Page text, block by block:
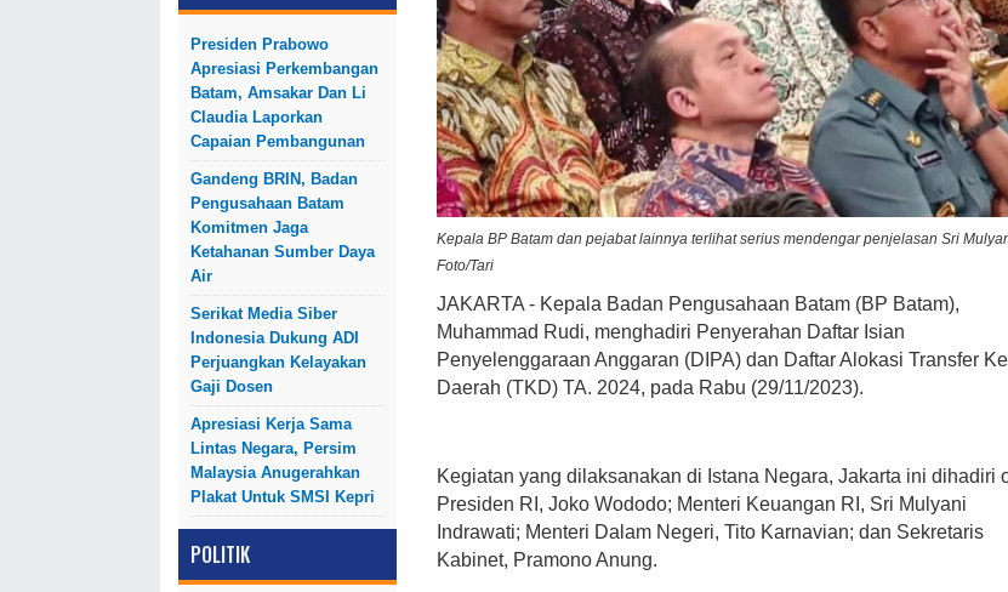
Presiden Prabowo
Apresiasi Perkembangan
Batam, Amsakar Dan Li
Claudia Laporkan
Capaian Pembangunan
Gandeng BRIN, Badan
Pengusahaan Batam
Komitmen Jaga
Ketahanan Sumber Daya
Air
Serikat Media Siber
Indonesia Dukung ADI
Perjuangkan Kelayakan
Gaji Dosen
Apresiasi Kerja Sama
Lintas Negara, Persim
Malaysia Anugerahkan
Plakat Untuk SMSI Kepri
POLITIK
Kepala BP Batam dan pejabat lainnya terlihat serius mendengar penjelasan Sri
Foto/Tari
JAKARTA - Kepala Badan Pengusahaan Batam (BP Batam),
Muhammad Rudi, menghadiri Penyerahan Daftar Isian
Penyelenggaraan Anggaran (DIPA) dan Daftar Alokasi Transfer Ke
Daerah (TKD) TA. 2024, pada Rabu (29/11/2023).
Kegiatan yang dilaksanakan di Istana Negara, Jakarta ini dihadiri
Presiden RI, Joko Wododo; Menteri Keuangan RI, Sri Mulyani
Indrawati; Menteri Dalam Negeri, Tito Karnavian; dan Sekretaris
Kabinet, Pramono Anung.